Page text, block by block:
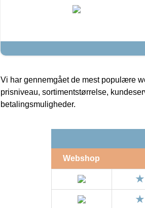
Vi har gennemgået de mest populære
prisniveau, sortimentstørrelse,
betalingsmuligheder.
Webshop